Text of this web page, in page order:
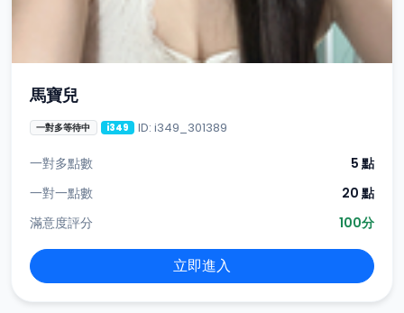
馬寶兒
一對多等待中 i349 ID: i349_301389
一對多點數
5 點
一對一點數
20 點
滿意度評分
100分
立即進入